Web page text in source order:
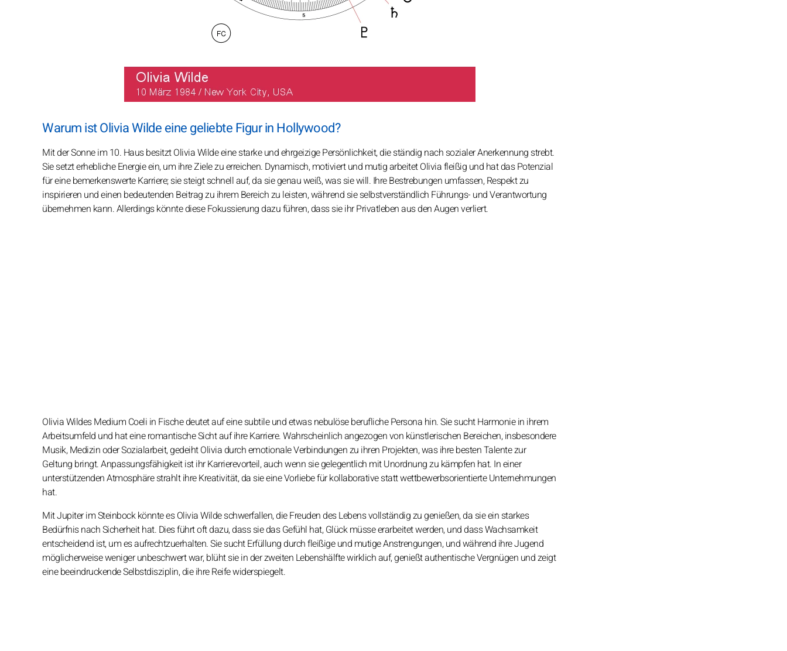
Warum ist Olivia Wilde eine geliebte Figur in Hollywood?
Mit der Sonne im 10. Haus besitzt Olivia Wilde eine starke und ehrgeizige Persönlichkeit, die ständig nach sozialer Anerkennung strebt.
Sie setzt erhebliche Energie ein, um ihre Ziele zu erreichen. Dynamisch, motiviert und mutig arbeitet Olivia fleißig und hat das Potenzial
für eine bemerkenswerte Karriere; sie steigt schnell auf, da sie genau weiß, was sie will. Ihre Bestrebungen umfassen, Respekt zu
inspirieren und einen bedeutenden Beitrag zu ihrem Bereich zu leisten, während sie selbstverständlich Führungs- und Verantwortung
übernehmen kann. Allerdings könnte diese Fokussierung dazu führen, dass sie ihr Privatleben aus den Augen verliert.
Olivia Wildes Medium Coeli in Fische deutet auf eine subtile und etwas nebulöse berufliche Persona hin. Sie sucht Harmonie in ihrem
Arbeitsumfeld und hat eine romantische Sicht auf ihre Karriere. Wahrscheinlich angezogen von künstlerischen Bereichen, insbesondere
Musik, Medizin oder Sozialarbeit, gedeiht Olivia durch emotionale Verbindungen zu ihren Projekten, was ihre besten Talente zur
Geltung bringt. Anpassungsfähigkeit ist ihr Karrierevorteil, auch wenn sie gelegentlich mit Unordnung zu kämpfen hat. In einer
unterstützenden Atmosphäre strahlt ihre Kreativität, da sie eine Vorliebe für kollaborative statt wettbewerbsorientierte Unternehmungen
hat.
Mit Jupiter im Steinbock könnte es Olivia Wilde schwerfallen, die Freuden des Lebens vollständig zu genießen, da sie ein starkes
Bedürfnis nach Sicherheit hat. Dies führt oft dazu, dass sie das Gefühl hat, Glück müsse erarbeitet werden, und dass Wachsamkeit
entscheidend ist, um es aufrechtzuerhalten. Sie sucht Erfüllung durch fleißige und mutige Anstrengungen, und während ihre Jugend
möglicherweise weniger unbeschwert war, blüht sie in der zweiten Lebenshälfte wirklich auf, genießt authentische Vergnügen und zeigt
eine beeindruckende Selbstdisziplin, die ihre Reife widerspiegelt.